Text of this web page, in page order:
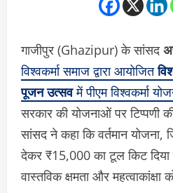
गाजीपुर (Ghazipur) के सांसद
विश्वकर्मा समाज द्वारा आयोजित
पूजन उत्सवमें पीएम विश्वकर्मा
सरकार की योजनाओं पर टिप्पणी
सांसद ने कहा कि वर्तमान
देकर ₹15,000 का टूल किट दिया
वास्तविक क्षमता और